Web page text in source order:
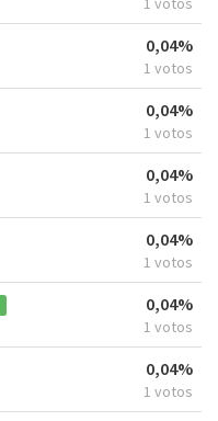
0,04%
1 votos
0,04%
1 votos
0,04%
1 votos
0,04%
1 votos
0,04%
1 votos
0,04%
1 votos